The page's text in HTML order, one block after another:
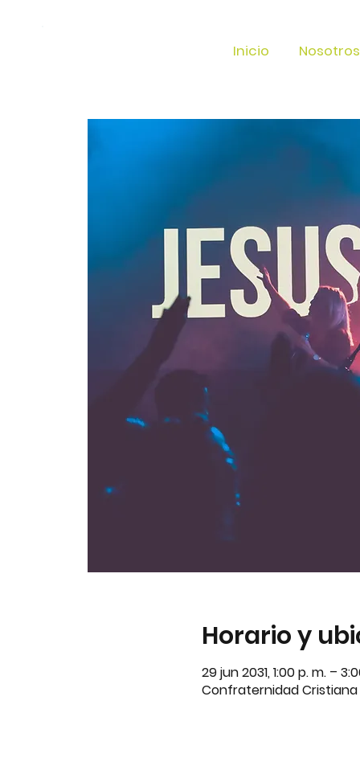
Inicio Nosotros
Horario y
29 jun 2031, 1:00 p. m. –
Confraternidad Cristiana